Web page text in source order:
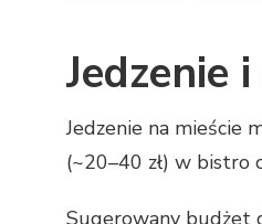
Jedzenie
Jedzenie na mieście
(~20–40 zł) w bistro
Sugerowany budżet